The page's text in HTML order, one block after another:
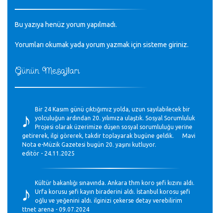
Günün Mesajları
♪
Bir 24 Kasım günü çıktığımız yolda, uzun sayılabilecek bir
yolculuğun ardından 20. yılımıza ulaştık. Sosyal Sorumluluk
Projesi olarak üzerimize düşen sosyal sorumluluğu yerine
getirerek, ilgi görerek, takdir toplayarak bugüne geldik. Mavi
Nota e-Müzik Gazetesi bugün 20. yaşını kutluyor.
editör - 24.11.2025
♪
Kültür bakanlığı sınavında. Ankara thm koro şefi kızını aldı.
Urfa korusu şefi kayın biraderini aldı. İstanbul korosu şefi
oğlu ve yeğenini aldı. ilginizi çekerse detay verebilirim
ttnet arena - 09.07.2024
Bu yazıya henüz yorum yapılmadı.
Yorumları okumak yada yorum yazmak için sisteme giriniz.